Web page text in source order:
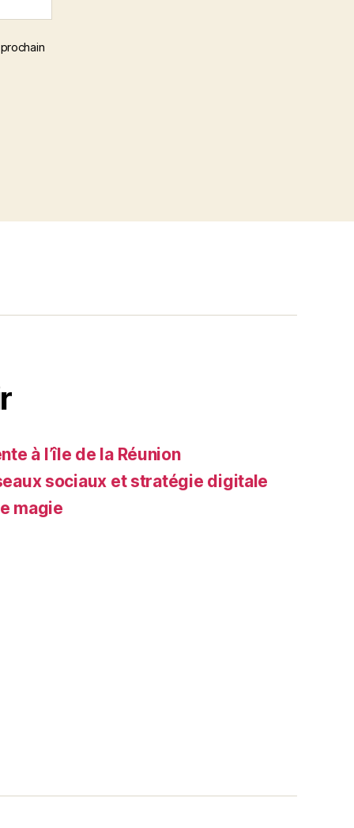
à l’île de la Réunion
sociaux et stratégie digitale
magie